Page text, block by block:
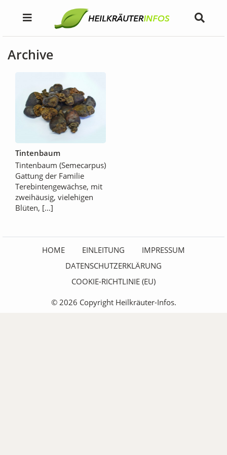
Archive
Tintenbaum
Tintenbaum (Semecarpus)
Gattung der Familie
Terebintengewächse, mit
zweihäusig, vielehigen
Blüten, […]
HOME EINLEITUNG
IMPRESSUM
DATENSCHUTZERKLÄRUNG
COOKIE-RICHTLINIE (EU)
© 2026 Copyright Heilkräuter-Infos.